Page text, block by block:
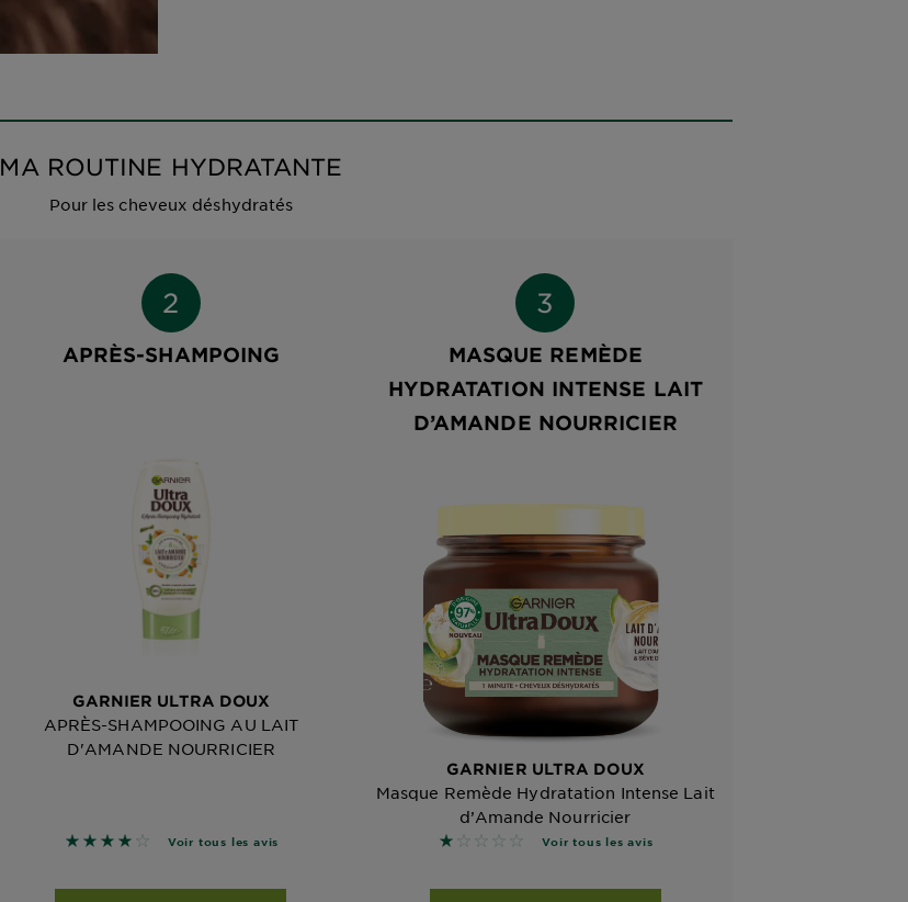
MA ROUTINE HYDRATANTE
Pour les cheveux déshydratés
APRÈS-SHAMPOING
GARNIER ULTRA DOUX
APRÈS-SHAMPOOING AU LAIT
D'AMANDE NOURRICIER
4 sur 5 étoiles basé sur les avis
Voir tous les avis
MASQUE REMÈDE
HYDRATATION INTENSE LAIT
D’AMANDE NOURRICIER
GARNIER ULTRA DOUX
Masque Remède Hydratation Intense Lait
d’Amande Nourricier
1 sur 5 étoiles basé sur les avis
Voir tous les avis